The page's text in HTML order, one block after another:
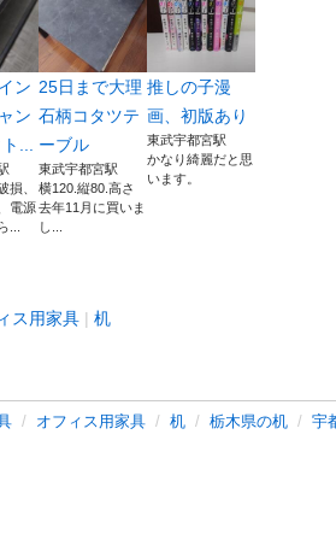
ン
ン
...
損、
電源
...
25日まで大理
石柄コタツテ
ーブル
東武宇都宮駅
横120.縦80.高さ
去年11月に買いま
し...
推しの子漫
画、初版あり
東武宇都宮駅
かなり綺麗だと思
います。
ス用家具 机
オフィス用家具 机 栃木県の机 宇